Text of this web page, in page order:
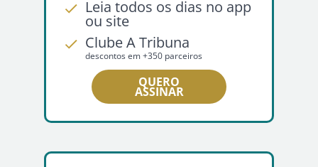
Leia todos os dias no app
ou site
Clube A Tribuna
descontos em +350 parceiros
QUERO
ASSINAR